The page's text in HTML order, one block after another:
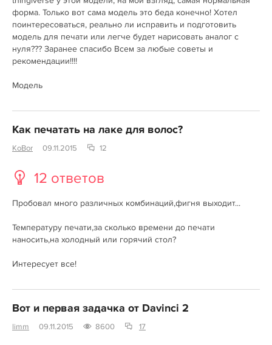
форма. Только вот сама модель это беда конечно! Хотел
поинтересоваться, реально ли исправить и подготовить
модель для печати или легче будет нарисовать аналог с
нуля??? Заранее спасибо Всем за любые советы и
рекомендации!!!!
Модель
Как печатать на лаке для волос?
KoBor 09.11.2015 12
12 ответов
Пробовал много различных комбинаций,фигня выходит...
Температуру печати,за сколько времени до печати
наносить,на холодный или горячий стол?
Интересует все!
Вот и первая задачка от Davinci 2
limm 09.11.2015 8600 17